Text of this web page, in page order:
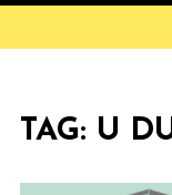
TAG: U